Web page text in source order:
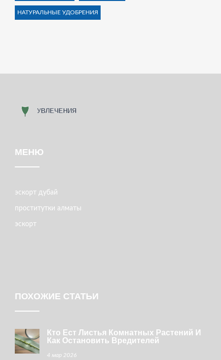
НАТУРАЛЬНЫЕ УДОБРЕНИЯ
МЕНЮ
эскорт дубай
проститутки алматы
эскорт
ПОХОЖИЕ СТАТЬИ
Кто Ест Листья Комнатных Растений И
Как Остановить Вредителей
4 мар 2026